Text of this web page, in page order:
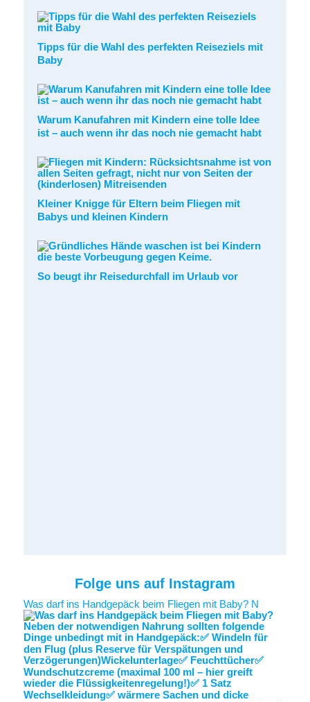
Tipps für die Wahl des perfekten Reiseziels mit
Baby
Warum Kanufahren mit Kindern eine tolle Idee
ist – auch wenn ihr das noch nie gemacht habt
Kleiner Knigge für Eltern beim Fliegen mit
Babys und kleinen Kindern
So beugt ihr Reisedurchfall im Urlaub vor
Folge uns auf Instagram
Was darf ins Handgepäck beim Fliegen mit Baby? N